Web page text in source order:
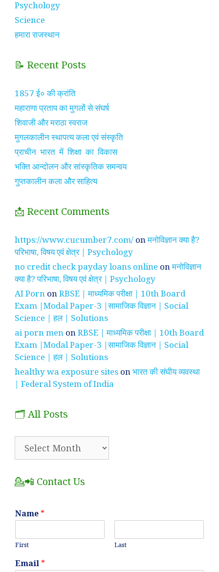
Psychology
Science
हमारा राजस्थान
📝 Recent Posts
1857 ई० की क्रांति
महाराणा प्रताप का मुगलों से संघर्ष
शिवाजी और मराठा स्वराज
मुगलकालीन स्थापत्य कला एवं संस्कृति
प्राचीन भारत में शिक्षा का विकास
भक्ति आन्दोलन और सांस्कृतिक समन्वय
गुप्तकालीन कला और साहित्य
📩 Recent Comments
https://www.cucumber7.com/ onमनोविज्ञान क्या है?
परिभाषा, विषय एवं क्षेत्र | Psychology
no credit check payday loans online onमनोविज्ञान
क्या है? परिभाषा, विषय एवं क्षेत्र | Psychology
AI Porn onRBSE | माध्यमिक परीक्षा | 10th Board
Exam |Modal Paper-3 |सामाजिक विज्ञान | Social
Science | हल | Solutions
ai porn men onRBSE | माध्यमिक परीक्षा | 10th Board
Exam |Modal Paper-3 |सामाजिक विज्ञान | Social
Science | हल | Solutions
healthy wa exposure sites onभारत की संघीय व्यवस्था
| Federal System of India
🗂️ All Posts
💁📲 Contact Us
Name *
First Last
Email *